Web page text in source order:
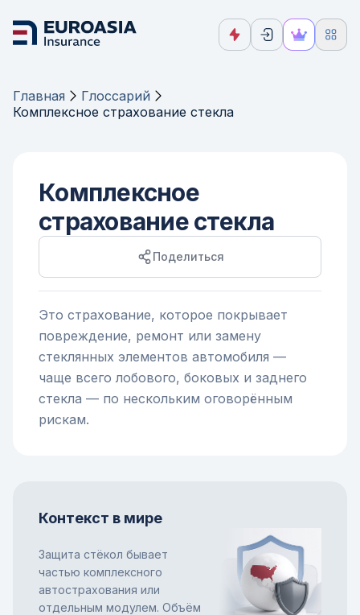
Главная
Глоссарий
Комплексное страхование стекла
Комплексное
страхование стекла
Поделиться
Это страхование, которое покрывает
повреждение, ремонт или замену
стеклянных элементов автомобиля —
чаще всего лобового, боковых и заднего
стекла — по нескольким оговорённым
рискам.
Контекст в мире
Защита стёкол бывает
частью комплексного
автострахования или
отдельным модулем. Объём